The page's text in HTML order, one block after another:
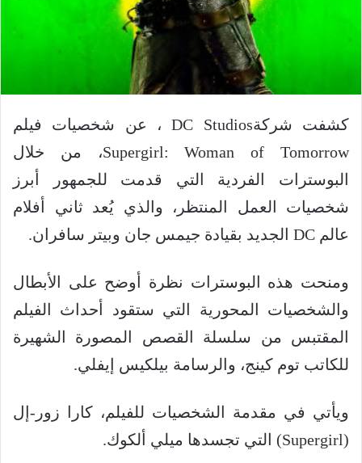
كشفت شركةDC Studios ، عن شخصيات فيلم
Supergirl: Woman of Tomorrow، من خلال
البوسترات الفردية التي قدمت للجمهور أبرز
شخصيات العمل المنتظر، والذي يُعد ثاني أفلام
عالم DC الجديد بقيادة جيمس جان وبيتر سافران.
ومنحت هذه البوسترات نظرة أوضح على الأبطال
والشخصيات المحورية التي ستقود أحداث الفيلم
المقتبس من سلسلة القصص المصورة الشهيرة
للكاتب توم كينج، والرسامة بيلكيس إيفلي.
ويأتي في مقدمة الشخصيات للفيلم، كارا زور-إل
(Supergirl) التي تجسدها ميلي ألكوك.